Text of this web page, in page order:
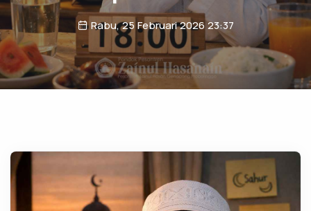
Rabu, 25 Februari 2026 23:37